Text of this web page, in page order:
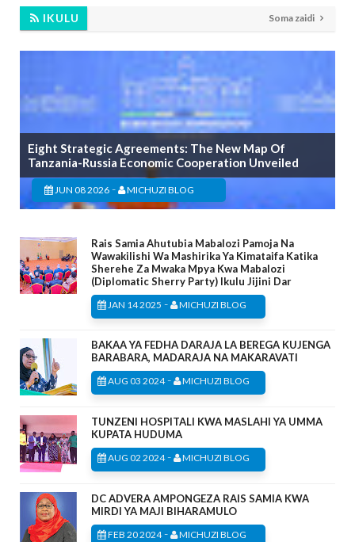
IKULU Soma zaidi
Eight Strategic Agreements: The New Map Of
Tanzania-Russia Economic Cooperation Unveiled
JUN 08 2026 - MICHUZI BLOG
Rais Samia Ahutubia Mabalozi Pamoja Na
Wawakilishi Wa Mashirika Ya Kimataifa Katika
Sherehe Za Mwaka Mpya Kwa Mabalozi
(Diplomatic Sherry Party) Ikulu Jijini Dar
JAN 14 2025 - MICHUZI BLOG
BAKAA YA FEDHA DARAJA LA BEREGA KUJENGA
BARABARA, MADARAJA NA MAKARAVATI
AUG 03 2024- MICHUZI BLOG
TUNZENI HOSPITALI KWA MASLAHI YA UMMA
KUPATA HUDUMA
AUG 02 2024- MICHUZI BLOG
DC ADVERA AMPONGEZA RAIS SAMIA KWA
MIRDI YA MAJI BIHARAMULO
FEB 20 2024- MICHUZI BLOG